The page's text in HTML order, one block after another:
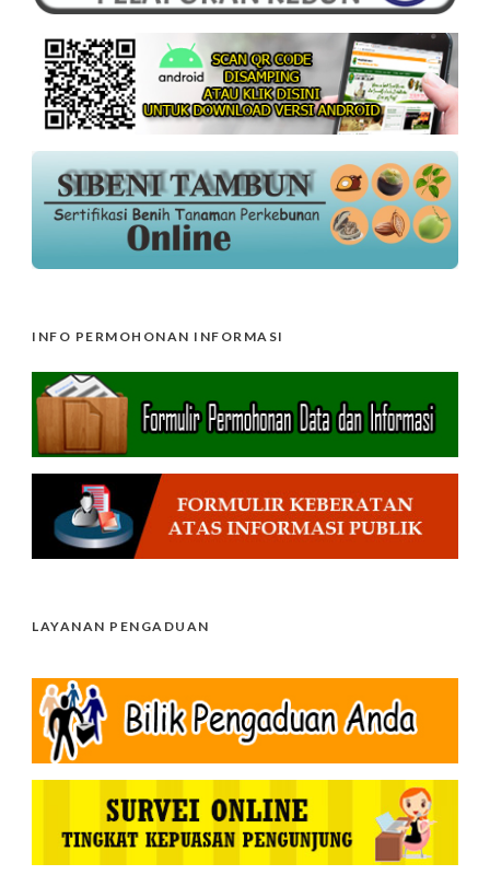
INFO PERMOHONAN INFORMASI
LAYANAN PENGADUAN